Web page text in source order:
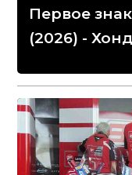
Первое
(2026) -